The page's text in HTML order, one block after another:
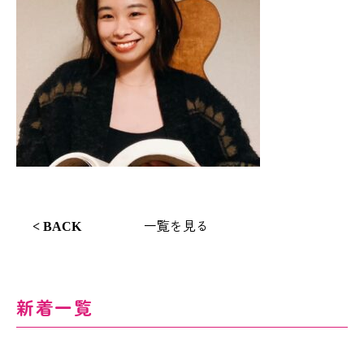
< BACK 一覧を見る
新着一覧